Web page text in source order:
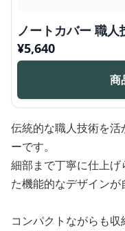
ノートカバー 職
¥5,640
商
伝統的な職人技術を
ーです。
細部まで丁寧に仕上
た機能的なデザインが
コンパクトながらも